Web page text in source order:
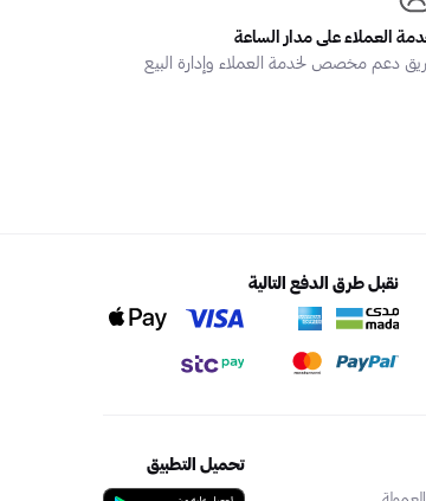
العملاء على مدار الساعة
دعم مخصص لخدمة العملاء وإدارة البيع
نقبل طرق الدفع التالية
تحميل التطبيق